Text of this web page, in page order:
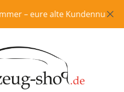
– eure alte